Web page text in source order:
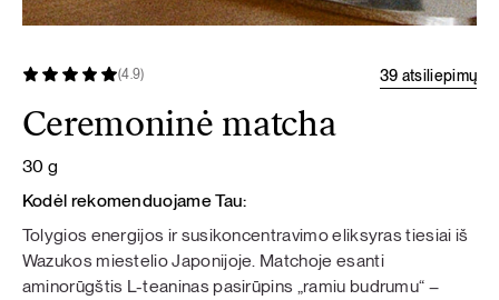
(4.9) 39 atsiliepimų
Ceremoninė matcha
30 g
Kodėl rekomenduojame Tau:
Tolygios energijos ir susikoncentravimo eliksyras tiesiai iš
Wazukos miestelio Japonijoje. Matchoje esanti
aminorūgštis L-teaninas pasirūpins „ramiu budrumu“ –